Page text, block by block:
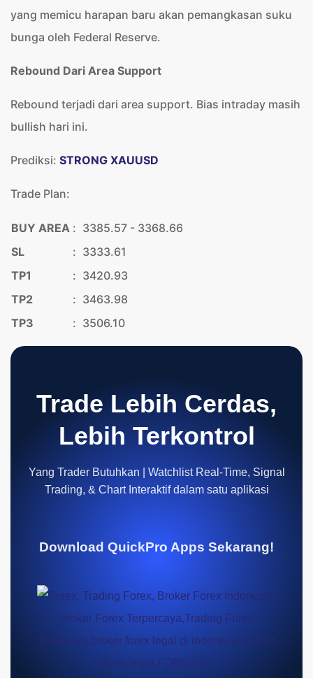
yang memicu harapan baru akan pemangkasan suku
bunga oleh Federal Reserve.
Rebound Dari Area Support
Rebound terjadi dari area support. Bias intraday masih
bullish hari ini.
Prediksi: STRONG XAUUSD
Trade Plan:
BUY AREA : 3385.57 - 3368.66
SL
: 3333.61
TP1
: 3420.93
TP2
: 3463.98
TP3
: 3506.10
Trade Lebih Cerdas,
Lebih Terkontrol
Yang Trader Butuhkan | Watchlist Real-Time, Signal
Trading, & Chart Interaktif dalam satu aplikasi
Download QuickPro Apps Sekarang!